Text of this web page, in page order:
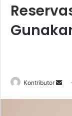
Kontributor